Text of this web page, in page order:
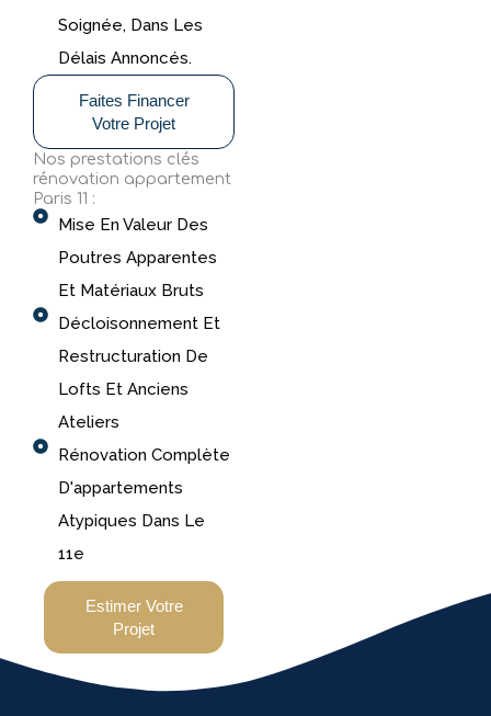
Soignée, Dans Les
Délais Annoncés.
Faites Financer
Votre Projet
Nos prestations clés
rénovation appartement
Paris 11 :
Mise En Valeur Des
Poutres Apparentes
Et Matériaux Bruts
Décloisonnement Et
Restructuration De
Lofts Et Anciens
Ateliers
Rénovation Complète
D'appartements
Atypiques Dans Le
11e
Estimer Votre
Projet